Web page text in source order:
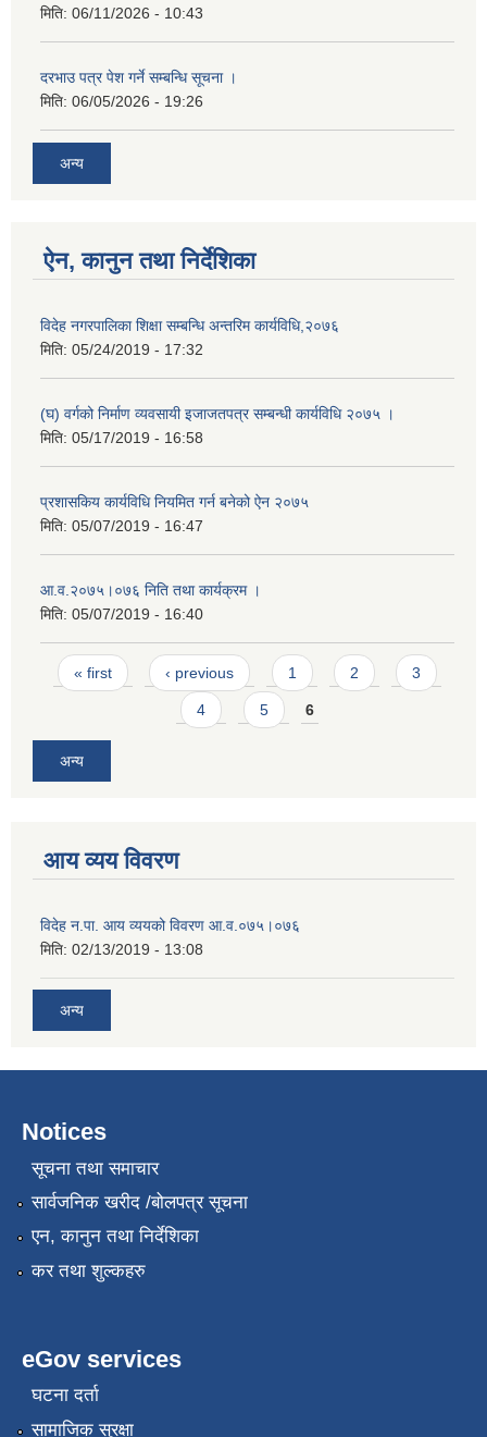
मिति: 06/11/2026 - 10:43
दरभाउ पत्र पेश गर्ने सम्बन्धि सूचना ।
मिति: 06/05/2026 - 19:26
अन्य
ऐन, कानुन तथा निर्देशिका
विदेह नगरपालिका शिक्षा सम्बन्धि अन्तरिम कार्यविधि,२०७६
मिति: 05/24/2019 - 17:32
(घ) वर्गको निर्माण व्यवसायी इजाजतपत्र सम्बन्धी कार्यविधि २०७५ ।
मिति: 05/17/2019 - 16:58
प्रशासकिय कार्यविधि नियमित गर्न बनेको ऐन २०७५
मिति: 05/07/2019 - 16:47
आ.व.२०७५।०७६ निति तथा कार्यक्रम ।
मिति: 05/07/2019 - 16:40
Pages
« first ‹ previous 1 2 3
4 5 6
अन्य
आय व्यय विवरण
विदेह न.पा. आय व्ययको विवरण आ.व.०७५।०७६
मिति: 02/13/2019 - 13:08
अन्य
Notices
सूचना तथा समाचार
सार्वजनिक खरीद /बोलपत्र सूचना
एन, कानुन तथा निर्देशिका
कर तथा शुल्कहरु
eGov services
घटना दर्ता
सामाजिक सुरक्षा